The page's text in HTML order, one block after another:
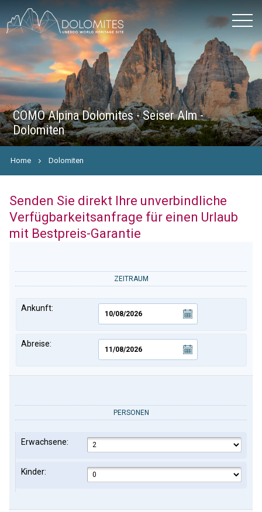
COMO Alpina Dolomites - Seiser Alm -
Dolomiten
Home Dolomiten
Senden Sie direkt Ihre unverbindliche
Verfügbarkeitsanfrage für einen Urlaub
mit Bestpreis-Garantie
ZEITRAUM
Ankunft:
Abreise:
PERSONEN
Erwachsene:
Kinder: